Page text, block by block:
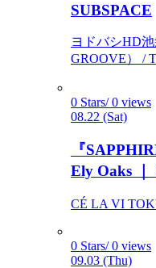
SUBSPACE
ヨドバシHD
GROOVE） /
0 Stars/ 0 views
08.22 (Sat)
『
Ely Oaks ｜
CÉ LA VI
0 Stars/ 0 views
09.03 (Thu)